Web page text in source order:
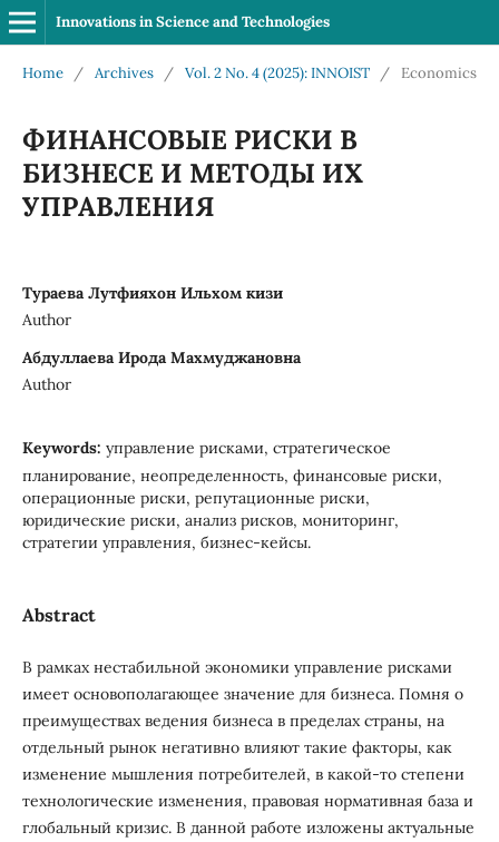
Innovations in Science and Technologies
Home / Archives / Vol. 2 No. 4 (2025): INNOIST / Economics
ФИНАНСОВЫЕ РИСКИ В
БИЗНЕСЕ И МЕТОДЫ ИХ
УПРАВЛЕНИЯ
Тураева Лутфияхон Ильхом кизи
Author
Абдуллаева Ирода Махмуджановна
Author
Keywords: управление рисками, стратегическое
планирование, неопределенность, финансовые риски,
операционные риски, репутационные риски,
юридические риски, анализ рисков, мониторинг,
стратегии управления, бизнес-кейсы.
Abstract
В рамках нестабильной экономики управление рисками
имеет основополагающее значение для бизнеса. Помня о
преимуществах ведения бизнеса в пределах страны, на
отдельный рынок негативно влияют такие факторы, как
изменение мышления потребителей, в какой-то степени
технологические изменения, правовая нормативная база и
глобальный кризис. В данной работе изложены актуальные